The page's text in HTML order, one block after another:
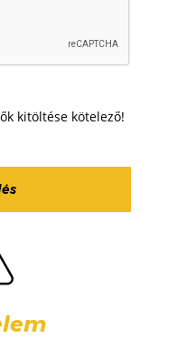
kitöltése kötelező!